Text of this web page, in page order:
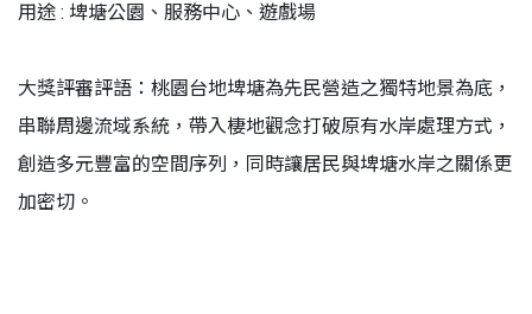
用途 : 埤塘公園、服務中心、遊戲場
大獎評審評語：桃園台地埤塘為先民營造之獨特地景為底，
串聯周邊流域系統，帶入棲地觀念打破原有水岸處理方式，
創造多元豐富的空間序列，同時讓居民與埤塘水岸之關係更
加密切。